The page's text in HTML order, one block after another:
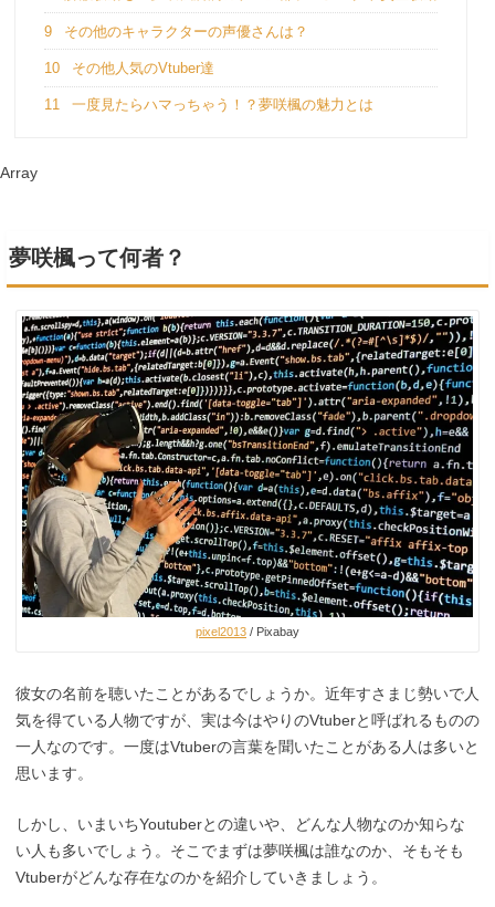
9 その他のキャラクターの声優さんは？
10 その他人気のVtuber達
11 一度見たらハマっちゃう！？夢咲楓の魅力とは
Array
夢咲楓って何者？
pixel2013 / Pixabay
彼女の名前を聴いたことがあるでしょうか。近年すさまじ勢いで人
気を得ている人物ですが、実は今はやりのVtuberと呼ばれるものの
一人なのです。一度はVtuberの言葉を聞いたことがある人は多いと
思います。
しかし、いまいちYoutuberとの違いや、どんな人物なのか知らな
い人も多いでしょう。そこでまずは夢咲楓は誰なのか、そもそも
Vtuberがどんな存在なのかを紹介していきましょう。